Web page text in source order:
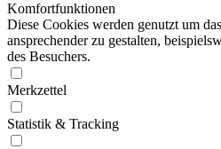
Komfortfunktionen
Diese Cookies werden genutzt um
ansprechender zu gestalten,
des Besuchers.
Merkzettel
Statistik & Tracking